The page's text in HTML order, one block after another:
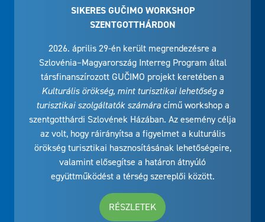
SIKERES GUČIMO WORKSHOP
SZENTGOTTHÁRDON
2026. április 29-én került megrendezésre a
Szlovénia–Magyarország Interreg Program által
társfinanszírozott GUČIMO projekt keretében a
Kulturális örökség, mint turisztikai lehetőség a
turisztikai szolgáltatók számáracímű workshop a
szentgotthárdi Szlovének Házában. Az esemény célja
az volt, hogy ráirányítsa a figyelmet a kulturális
örökség turisztikai hasznosításának lehetőségeire,
valamint elősegítse a határon átnyúló
együttműködést a térség szereplői között.
RÉSZLETEK